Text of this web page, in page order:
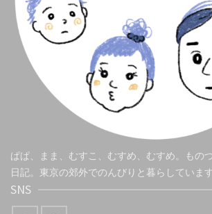
ぱぱ、まま、むすこ、むすめ、むすめ。もの
日記。東京の郊外でのんびりと暮らしています
SNS